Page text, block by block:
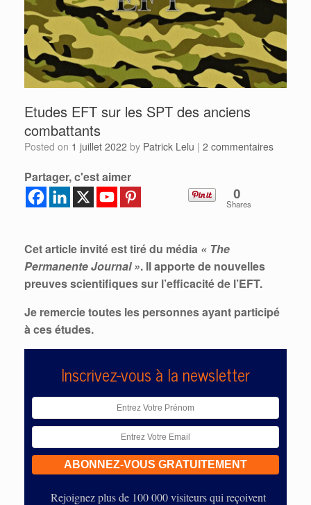
Etudes EFT sur les SPT des anciens
combattants
Posted on 1 juillet 2022 by Patrick Lelu | 2 commentaires
Partager, c'est aimer
0
Shares
Cet article invité est tiré du média « The
Permanente Journal ». Il apporte de nouvelles
preuves scientifiques sur l’efficacité de l’EFT.
Je remercie toutes les personnes ayant participé
à ces études.
Inscrivez-vous à la newsletter
Rejoignez plus de 100 000 visiteurs qui reçoivent